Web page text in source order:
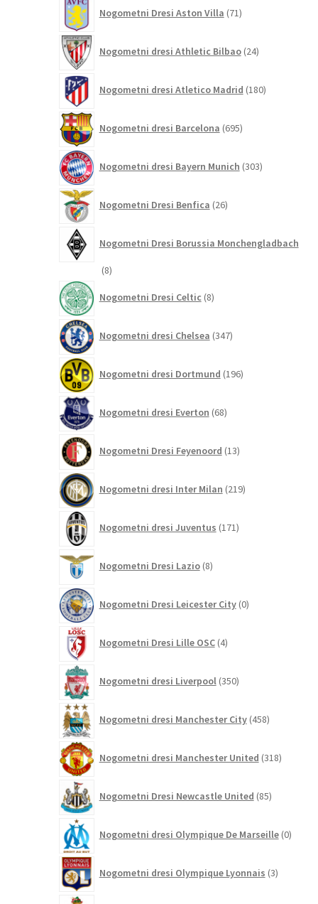
Nogometni Dresi Aston Villa 71izdelkov
Nogometni dresi Athletic Bilbao 24izdelkov
Nogometni dresi Atletico Madrid 180izdelkov
Nogometni dresi Barcelona 695izdelkov
Nogometni dresi Bayern Munich 303izdelki
Nogometni Dresi Benfica 26izdelkov
Nogometni Dresi Borussia Monchengladbach
88
Nogometni Dresi Celtic 8izdelkov
Nogometni dresi Chelsea 347izdelkov
Nogometni dresi Dortmund 196izdelkov
Nogometni dresi Everton 68izdelkov
Nogometni Dresi Feyenoord 13izdelkov
Nogometni dresi Inter Milan 219izdelkov
Nogometni dresi Juventus 171izdelkov
Nogometni Dresi Lazio 8izdelkov
Nogometni Dresi Leicester City 0izdelkov
Nogometni Dresi Lille OSC 4izdelki
Nogometni dresi Liverpool 350izdelkov
Nogometni dresi Manchester City 458izdelkov
Nogometni dresi Manchester United 318izdelkov
Nogometni Dresi Newcastle United 85izdelkov
Nogometni dresi Olympique De Marseille 0
Nogometni dresi Olympique Lyonnais 3izdelki